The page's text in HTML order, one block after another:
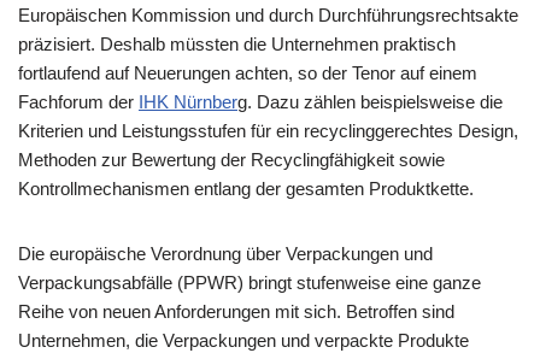
Europäischen Kommission und durch Durchführungsrechtsakte
präzisiert. Deshalb müssten die Unternehmen praktisch
fortlaufend auf Neuerungen achten, so der Tenor auf einem
Fachforum der IHK Nürnberg. Dazu zählen beispielsweise die
Kriterien und Leistungsstufen für ein recyclinggerechtes Design,
Methoden zur Bewertung der Recyclingfähigkeit sowie
Kontrollmechanismen entlang der gesamten Produktkette.
Die europäische Verordnung über Verpackungen und
Verpackungsabfälle (PPWR) bringt stufenweise eine ganze
Reihe von neuen Anforderungen mit sich. Betroffen sind
Unternehmen, die Verpackungen und verpackte Produkte